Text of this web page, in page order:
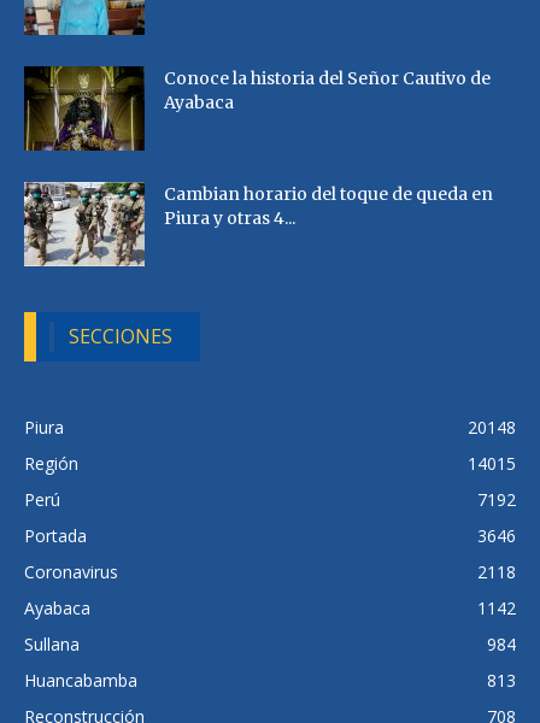
Conoce la historia del Señor Cautivo de
Ayabaca
Cambian horario del toque de queda en
Piura y otras 4...
SECCIONES
Piura
20148
Región
14015
Perú
7192
Portada
3646
Coronavirus
2118
Ayabaca
1142
Sullana
984
Huancabamba
813
Reconstrucción
708